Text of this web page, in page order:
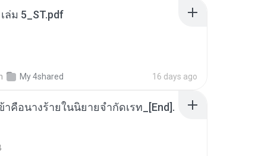
ล่ม 5_ST.pdf
My 4shared 16 days ago
าคือนางร้ายในนิยายจำกัดเรท_[End].